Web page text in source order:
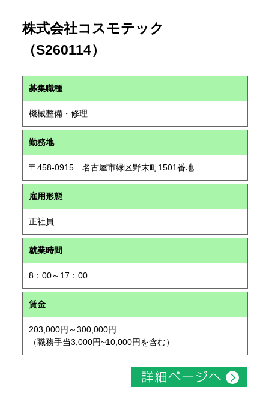
株式会社コスモテック
（S260114）
募集職種
機械整備・修理
勤務地
〒458-0915 名古屋市緑区野末町1501番地
雇用形態
正社員
就業時間
8：00～17：00
賃金
203,000円～300,000円
（職務手当3,000円~10,000円を含む）